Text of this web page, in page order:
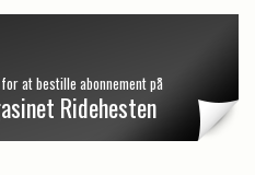
at bestille abonnement på
Ridehesten